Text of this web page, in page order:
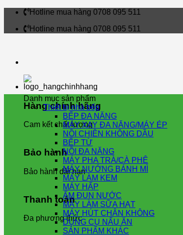
Skip
content
Hotline mua hàng 0708 095 511
Hotline mua hàng 0708 095 511
Hàng chính hãng
Cam kết chất lượng
Bảo hành
Bảo hành dài hạn
Thanh toán
Đa phương thức
Danh mục sản phẩm
Thiết bị nhà bếp
BẾP ĐA NĂNG
MÁY XAY ĐA NĂNG/MÁY ÉP
NỒI CHIÊN KHÔNG DẦU
BẾP TỪ
NỒI ĐA NĂNG
MÁY PHA TRÀ/CÀ PHÊ
MÁY NƯỚNG BÁNH MÌ
MÁY LÀM KEM
MÁY HẤP
ẤM ĐUN NƯỚC
MÁY LÀM SỮA HẠT
MÁY HÚT CHÂN KHÔNG
DỤNG CỤ NẤU ĂN
SẢN PHẨM KHÁC